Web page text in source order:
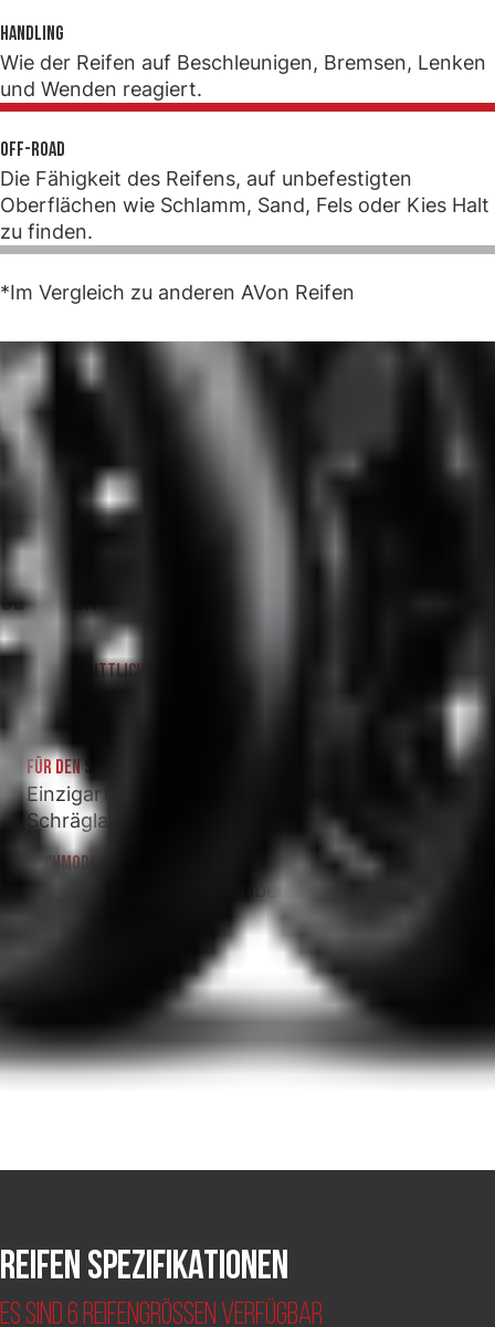
Handling
Wie der Reifen auf Beschleunigen, Bremsen, Lenken
und Wenden reagiert.
Off-Road
Die Fähigkeit des Reifens, auf unbefestigten
Oberflächen wie Schlamm, Sand, Fels oder Kies Halt
zu finden.
*Im Vergleich zu anderen AVon Reifen
3D SUPERSPORT
FORTSCHRITTLICHE KONSTRUKTION
Verbesserter Fahrbahnkontakt erzeugt ein
FÜR DEN SPORTLICHEN LANDSTRASSEN-EINSATZ
Einzigartiges Handling, Vertrauen bei jeder
Schräglage.
HOCHMODERNE SILICA-DUAL-GUMMIMISCHUNG
Hohe Performance bei überzeugender
Reifen Spezifikationen
Es sind 6 Reifengrößen verfügbar